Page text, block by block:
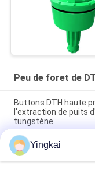
Peu de foret de
Buttons DTH haute
l'extraction de puits
tungstène
Bas peu de marteau
Jack et marteau pour
Marteau moyen de
Yingkai